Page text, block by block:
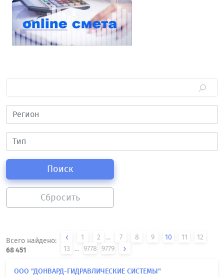
Поиск
Сбросить
Всего найдено:
68 451
1 2 ... 7 8 9 10 11
12
13
... 9778 9779
ООО "ДОНВАРД-ГИДРАВЛИЧЕСКИЕ СИСТЕМЫ"